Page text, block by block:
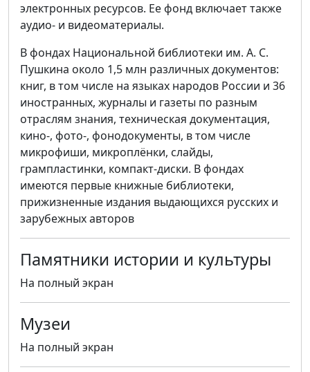
электронных ресурсов. Ее фонд включает также
аудио- и видеоматериалы.
В фондах Национальной библиотеки им. А. С.
Пушкина около 1,5 млн различных документов:
книг, в том числе на языках народов России и 36
иностранных, журналы и газеты по разным
отраслям знания, техническая документация,
кино-, фото-, фонодокументы, в том числе
микрофиши, микроплёнки, слайды,
грампластинки, компакт-диски. В фондах
имеются первые книжные библиотеки,
прижизненные издания выдающихся русских и
зарубежных авторов
Памятники истории и культуры
На полный экран
Музеи
На полный экран